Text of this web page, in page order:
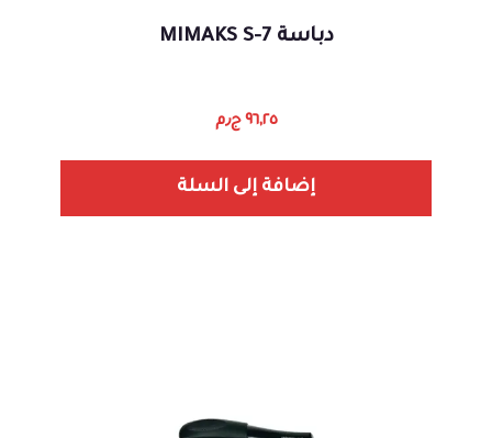
دباسة MIMAKS S-7
٩٦,٢٥ ج٫م
إضافة إلى السلة